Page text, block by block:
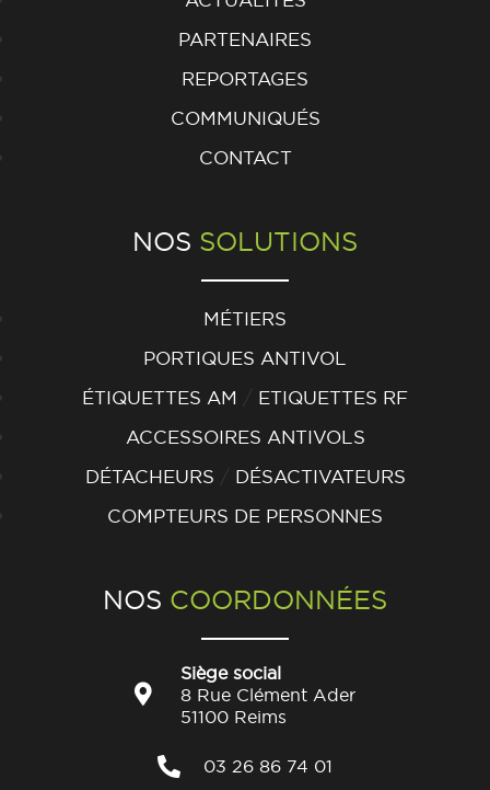
PARTENAIRES
REPORTAGES
COMMUNIQUÉS
CONTACT
NOS SOLUTIONS
MÉTIERS
PORTIQUES ANTIVOL
ÉTIQUETTES AM
ETIQUETTES RF
ACCESSOIRES ANTIVOLS
DÉTACHEURS
DÉSACTIVATEURS
COMPTEURS DE PERSONNES
NOS COORDONNÉES
Siège social
8 Rue Clément Ader
51100 Reims
03 26 86 74 01